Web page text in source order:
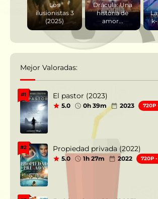
Los
ilusionistas 3
(2025)
Drácula: Una
historia de
amor...
Mejor Valoradas:
#1 El pastor (2023)
5.0 0h 39m 2023 720P
#2 Propiedad privada (2022)
5.0 1h 27m 2022 720P